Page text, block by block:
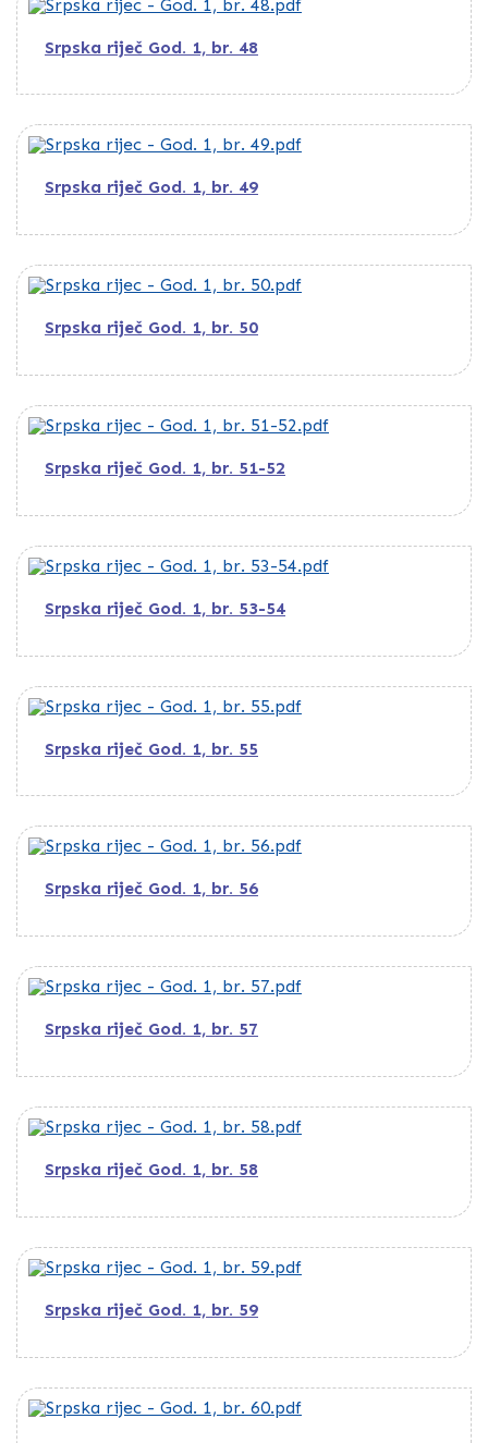
Srpska riječ God. 1, br. 48
Srpska riječ God. 1, br. 49
Srpska riječ God. 1, br. 50
Srpska riječ God. 1, br. 51-52
Srpska riječ God. 1, br. 53-54
Srpska riječ God. 1, br. 55
Srpska riječ God. 1, br. 56
Srpska riječ God. 1, br. 57
Srpska riječ God. 1, br. 58
Srpska riječ God. 1, br. 59